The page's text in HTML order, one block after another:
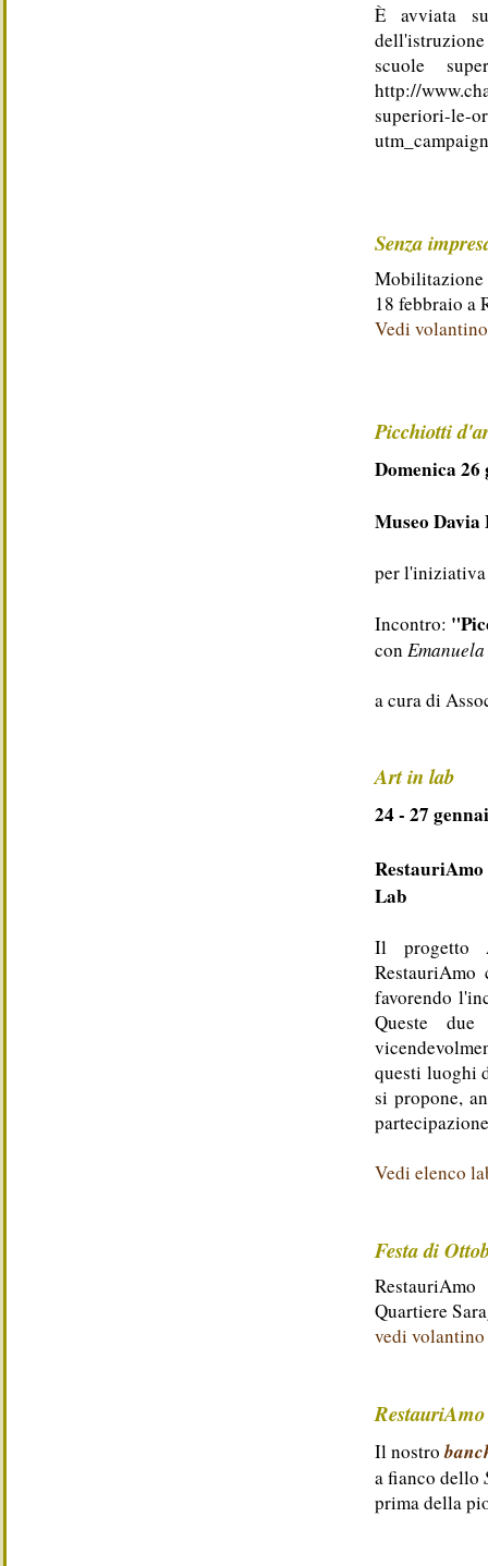
È avviata
scuole
http://
superiori-le-
Senza
Mobilitazione
18 febbraio a
Vedi
Picchiotti
Domenica 26
Museo
per
Incontro:
con
a cura di
Art in lab
24 - 27
Lab
Il progetto
favorendo
Queste
questi luoghi
si propone,
Vedi elenco
Festa di
Quartiere
vedi volantino
Il nostro
a fianco dello
prima della